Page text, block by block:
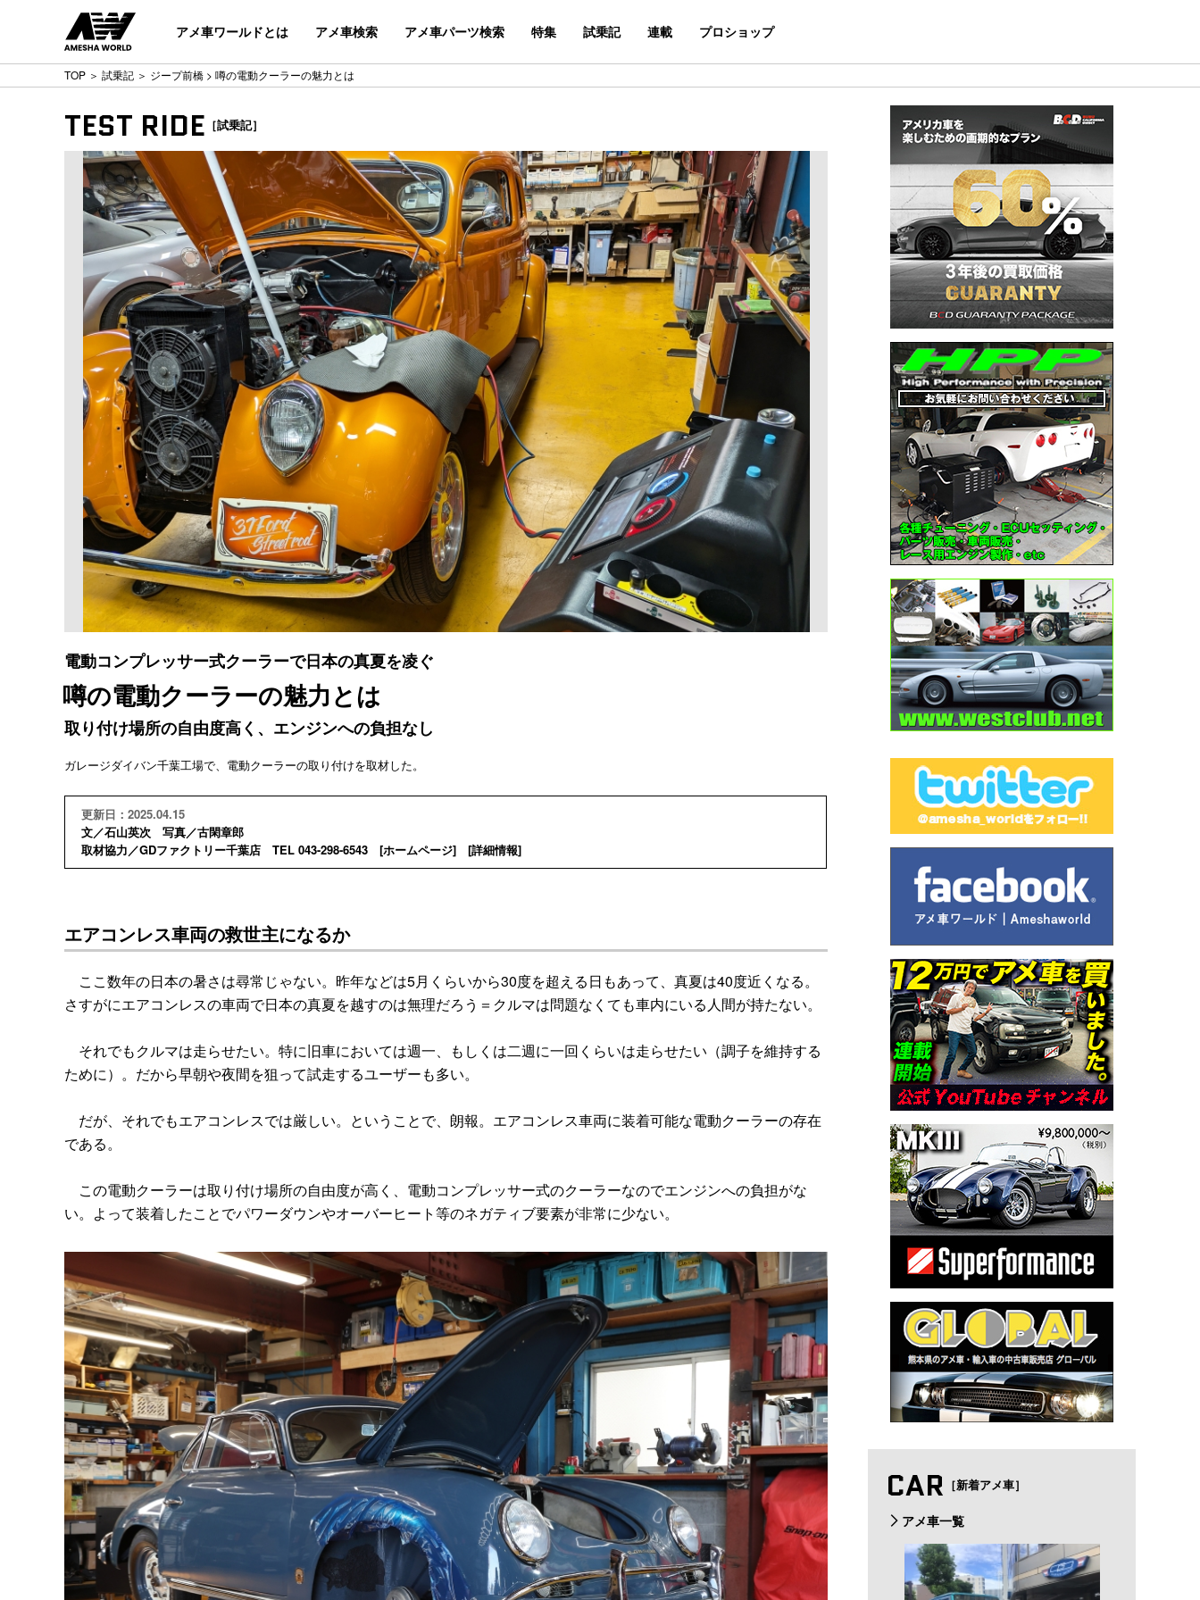
アメ車ワールドとは アメ車検索 アメ車パーツ検索 特集 試乗記 連載 プロショップ
TOP ＞ 試乗記 ＞ ジープ前橋 > 噂の電動クーラーの魅力とは
TEST RIDE ［試乗記］
電動コンプレッサー式クーラーで日本の真夏を凌ぐ
噂の電動クーラーの魅力とは
取り付け場所の自由度高く、エンジンへの負担なし
ガレージダイバン千葉工場で、電動クーラーの取り付けを取材した。
更新日：2025.04.15
文／石山英次 写真／古閑章郎
取材協力／GDファクトリー千葉店 TEL 043-298-6543 [ホームページ] [詳細情報]
エアコンレス車両の救世主になるか
ここ数年の日本の暑さは尋常じゃない。昨年などは5月くらいから30度を超える日もあって、真夏は40度近くなる。
さすがにエアコンレスの車両で日本の真夏を越すのは無理だろう＝クルマは問題なくても車内にいる人間が持たない。
それでもクルマは走らせたい。特に旧車においては週一、もしくは二週に一回くらいは走らせたい（調子を維持する
ために）。だから早朝や夜間を狙って試走するユーザーも多い。
だが、それでもエアコンレスでは厳しい。ということで、朗報。エアコンレス車両に装着可能な電動クーラーの存在
である。
この電動クーラーは取り付け場所の自由度が高く、電動コンプレッサー式のクーラーなのでエンジンへの負担がな
い。よって装着したことでパワーダウンやオーバーヒート等のネガティブ要素が非常に少ない。
CAR ［新着アメ車］
アメ車一覧